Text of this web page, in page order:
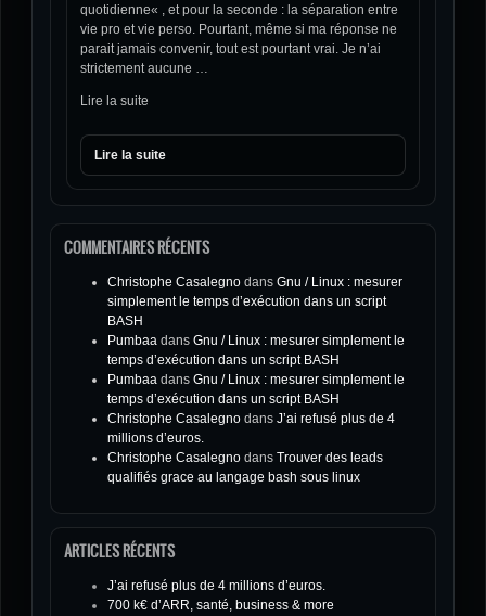
quotidienne« , et pour la seconde : la séparation entre
vie pro et vie perso. Pourtant, même si ma réponse ne
parait jamais convenir, tout est pourtant vrai. Je n’ai
strictement aucune …
Lire la suite
Lire la suite
COMMENTAIRES RÉCENTS
Christophe Casalegno dans Gnu / Linux : mesurer
simplement le temps d’exécution dans un script
BASH
Pumbaa dans Gnu / Linux : mesurer simplement le
temps d’exécution dans un script BASH
Pumbaa dans Gnu / Linux : mesurer simplement le
temps d’exécution dans un script BASH
Christophe Casalegno dans J’ai refusé plus de 4
millions d’euros.
Christophe Casalegno dans Trouver des leads
qualifiés grace au langage bash sous linux
ARTICLES RÉCENTS
J’ai refusé plus de 4 millions d’euros.
700 k€ d’ARR, santé, business & more